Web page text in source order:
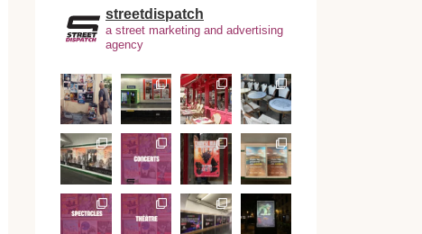
streetdispatch
a street marketing and advertising
agency